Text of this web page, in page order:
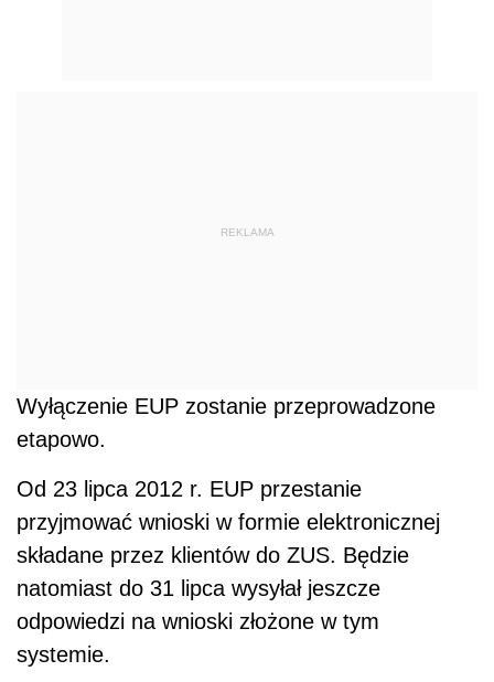
REKLAMA
Wyłączenie EUP zostanie przeprowadzone
etapowo.
Od 23 lipca 2012 r. EUP przestanie
przyjmować wnioski w formie elektronicznej
składane przez klientów do ZUS. Będzie
natomiast do 31 lipca wysyłał jeszcze
odpowiedzi na wnioski złożone w tym
systemie.